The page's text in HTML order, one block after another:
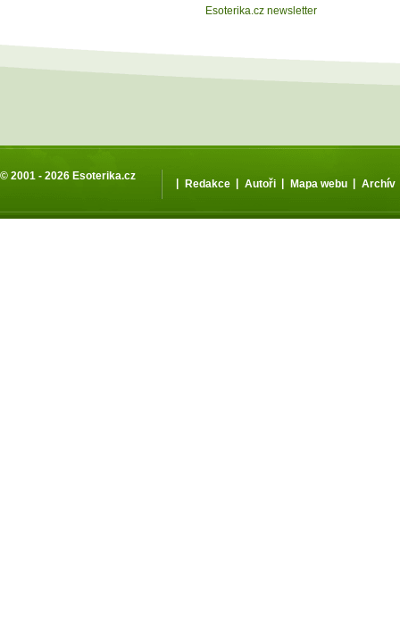
Esoterika.cz newsletter
© 2001 - 2026 Esoterika.cz
| Redakce | Autoři | Mapa webu | Archív